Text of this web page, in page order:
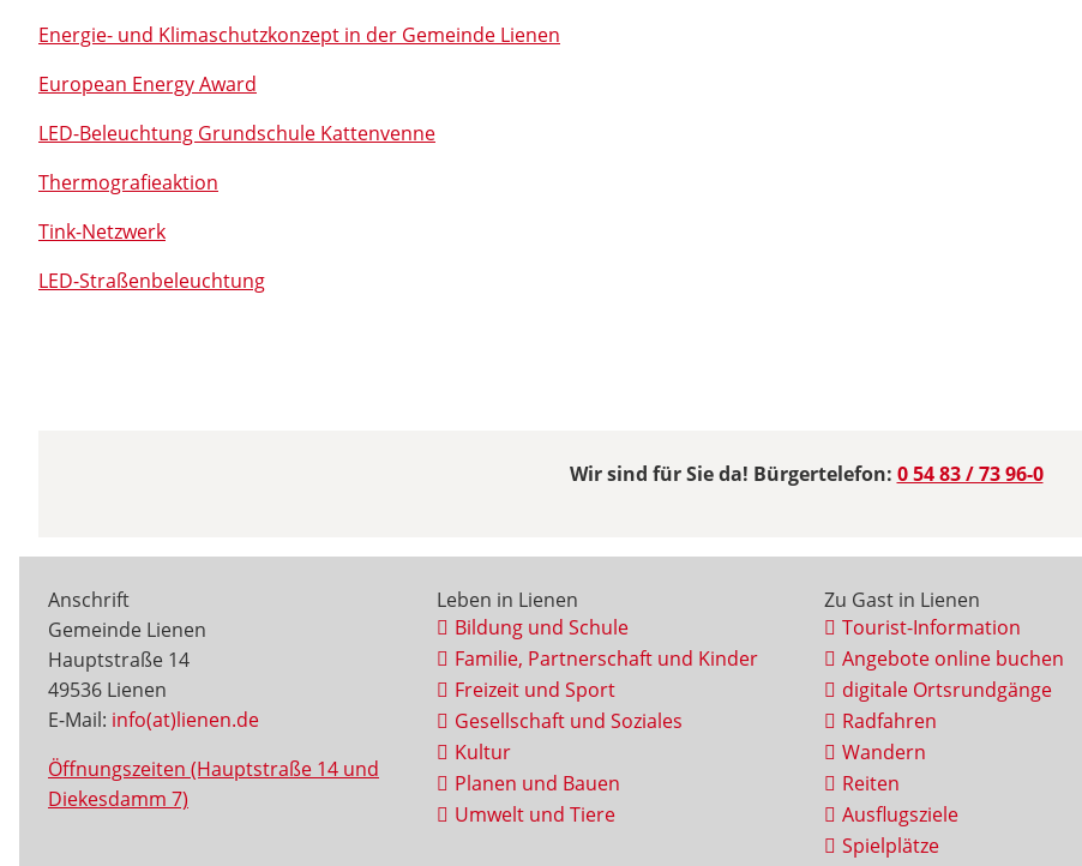
Energie- und Klimaschutzkonzept in der Gemeinde Lienen
European Energy Award
LED-Beleuchtung Grundschule Kattenvenne
Thermografieaktion
Tink-Netzwerk
LED-Straßenbeleuchtung
Wir sind für Sie da! Bürgertelefon: 0 54 83 / 73 96-0
Anschrift
Gemeinde Lienen
Hauptstraße 14
49536 Lienen
E-Mail: info(at)lienen.de
Öffnungszeiten (Hauptstraße 14 und
Diekesdamm 7)
Leben in Lienen
Bildung und Schule
Familie, Partnerschaft und Kinder
Freizeit und Sport
Gesellschaft und Soziales
Kultur
Planen und Bauen
Umwelt und Tiere
Zu Gast in Lienen
Tourist-Information
Angebote online buchen
digitale Ortsrundgänge
Radfahren
Wandern
Reiten
Ausflugsziele
Spielplätze